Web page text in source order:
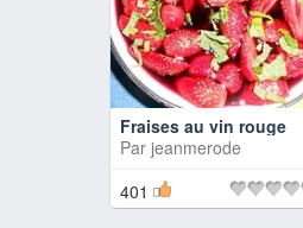
Fraises au vin rouge
Par jeanmerode
401